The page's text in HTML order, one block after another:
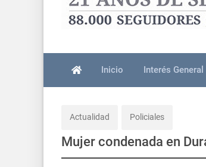
Inicio Interés General
Actualidad Policiales
Mujer condenada en